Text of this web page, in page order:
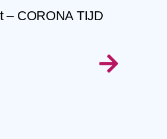
– CORONA TIJD